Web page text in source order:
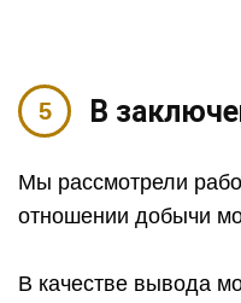
В
Мы рассмотрели
отношении добычи
В качестве вывода